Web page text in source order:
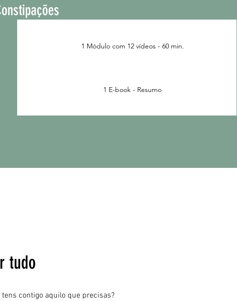
1 Módulo com 12 vídeos - 60 min.
1 E-book - Resumo
tudo
contigo aquilo que precisas?